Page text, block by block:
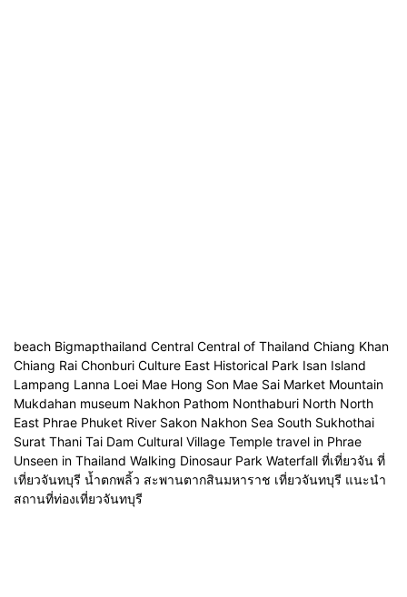
beach Bigmapthailand Central Central of Thailand Chiang Khan
Chiang Rai Chonburi Culture East Historical Park Isan Island
Lampang Lanna Loei Mae Hong Son Mae Sai Market Mountain
Mukdahan museum Nakhon Pathom Nonthaburi North North
East Phrae Phuket River Sakon Nakhon Sea South Sukhothai
Surat Thani Tai Dam Cultural Village Temple travel in Phrae
Unseen in Thailand Walking Dinosaur Park Waterfall ที่เที่ยวจัน ที่
เที่ยวจันทบุรี น้ำตกพลิ้ว สะพานตากสินมหาราช เที่ยวจันทบุรี แนะนำ
สถานที่ท่องเที่ยวจันทบุรี